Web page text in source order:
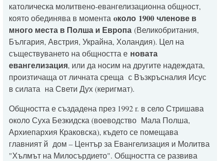
KURSY SE
KONTAKT
католическа молитвено-евангелизационна общност,
която обединява в момента oколо 1900 членове в
много места в Полша и Европа (Великобритания,
България, Австрия, Украйна, Холандия). Цел на
съществуването на общността е новата
евангелизация, или да носим на другите надеждата,
произтичаща от личната среща с Възкръсналия Исус
в силата на Свети Дух (керигмат).
Общността е създадена през 1992 r. в село Стришава
около Суха Безкидска (воеводство Мала Полша,
Архиепархия Краковска), където се помещава
главният й дом – Център за Евангелизация и Молитва
"Хълмът на Милосърдието". Общността се развива